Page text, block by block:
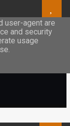
its services
user-agent are
and security
usage